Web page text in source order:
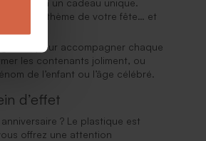
en un cadeau unique.
au thème de votre fête… et
pour accompagner chaque
les contenants joliment, ou
de l’enfant ou l’âge célébré.
d’effet
? Le plastique est
offrez une attention